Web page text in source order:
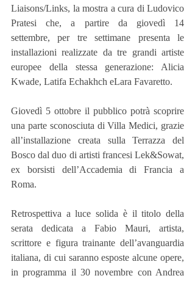
Liaisons/Links, la mostra a cura di Ludovico
Pratesi che, a partire da giovedì 14
settembre, per tre settimane presenta le
installazioni realizzate da tre grandi artiste
europee della stessa generazione: Alicia
Kwade, Latifa Echakhch eLara Favaretto.
Giovedì 5 ottobre il pubblico potrà scoprire
una parte sconosciuta di Villa Medici, grazie
all’installazione creata sulla Terrazza del
Bosco dal duo di artisti francesi Lek&Sowat,
ex borsisti dell’Accademia di Francia a
Roma.
Retrospettiva a luce solida è il titolo della
serata dedicata a Fabio Mauri, artista,
scrittore e figura trainante dell’avanguardia
italiana, di cui saranno esposte alcune opere,
in programma il 30 novembre con Andrea